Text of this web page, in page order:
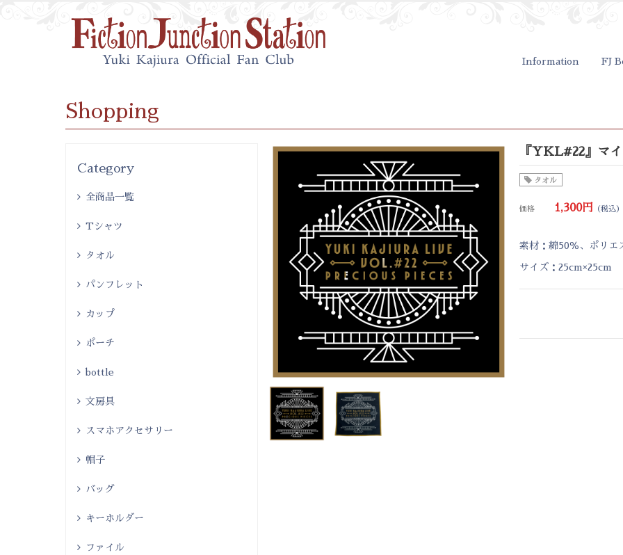
Information FJ
Shopping
Category
全商品一覧
Tシャツ
タオル
パンフレット
カップ
ポーチ
bottle
文房具
スマホアクセサリー
帽子
バッグ
キーホルダー
ファイル
『YKL#22』マ
タオル
価格 1,300円 （税込）
素材：綿50％、ポリエ
サイズ：25cm×25cm